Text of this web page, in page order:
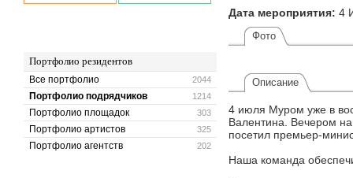
Портфолио резидентов
2044
Все портфолио
1214
Портфолио подрядчиков
303
Портфолио площадок
325
Портфолио артистов
202
Портфолио агентств
Дата мероприятия: 4
Фото
Описание
4 июля Муром уже в
Валентина. Вечером
посетил премьер-
Наша команда